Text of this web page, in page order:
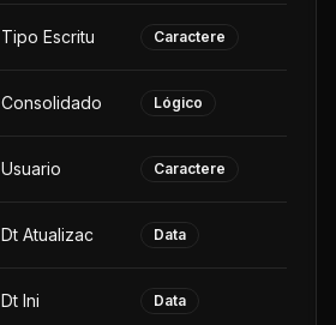
Tipo Escritu Caractere
Consolidado Lógico
Usuario Caractere
Dt Atualizac Data
Dt Ini Data